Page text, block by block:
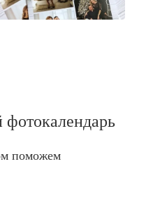
фотокалендарь
поможем